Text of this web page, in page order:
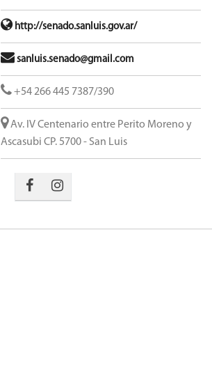
http://senado.sanluis.gov.ar/
sanluis.senado@gmail.com
+54 266 445 7387/390
Av. IV Centenario entre Perito Moreno y
Ascasubi CP. 5700 - San Luis